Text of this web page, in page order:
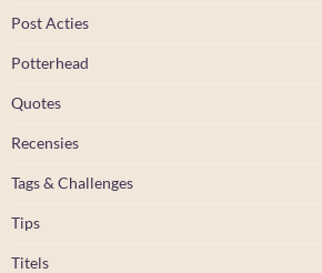
Post Acties
Potterhead
Quotes
Recensies
Tags & Challenges
Tips
Titels